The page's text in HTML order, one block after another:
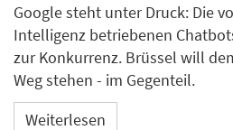
Google steht unter Druck: Die
Intelligenz betriebenen
zur Konkurrenz. Brüssel will
Weg stehen - im Gegenteil.
Weiterlesen